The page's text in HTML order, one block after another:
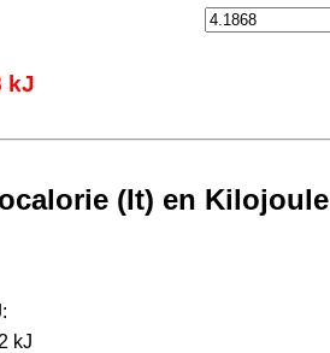
kJ
(It) en Kilojoule
kJ